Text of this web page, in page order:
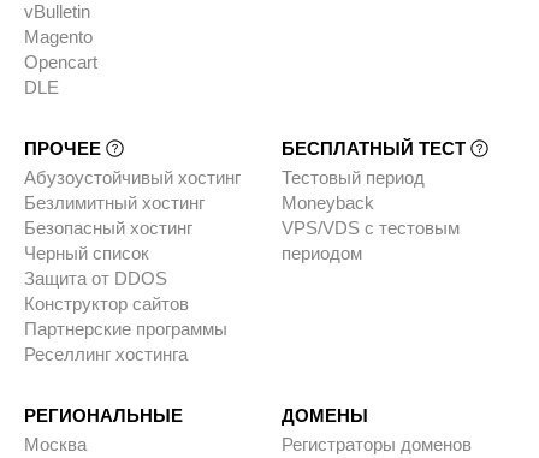
vBulletin
Magento
Opencart
DLE
ПРОЧЕЕ
Абузоустойчивый хостинг
Безлимитный хостинг
Безопасный хостинг
Черный список
Защита от DDOS
Конструктор сайтов
Партнерские программы
Реселлинг хостинга
БЕСПЛАТНЫЙ ТЕСТ
Тестовый период
Moneyback
VPS/VDS с тестовым
периодом
РЕГИОНАЛЬНЫЕ
Москва
ДОМЕНЫ
Регистраторы доменов